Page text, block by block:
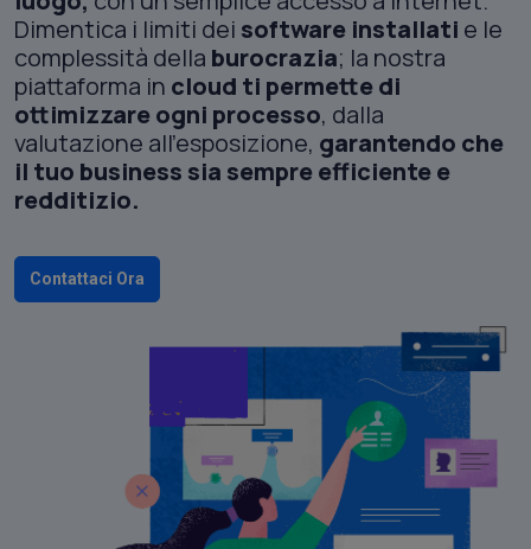
Dimentica i limiti dei software installati e le
complessità della burocrazia; la nostra
piattaforma in cloud ti permette di
ottimizzare ogni processo, dalla
valutazione all'esposizione, garantendo che
il tuo business sia sempre efficiente e
redditizio.
Contattaci Ora